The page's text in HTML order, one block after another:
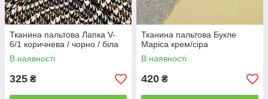
Тканина пальтова Лапка V-
6/1 коричнева / чорно / біла
В наявності
325 ₴
Тканина пальтова Букле
Маріса крем/сіра
В наявності
420 ₴